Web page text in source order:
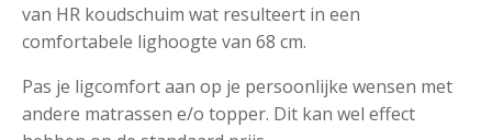
van HR koudschuim wat resulteert in een
comfortabele lighoogte van 68 cm.
Pas je ligcomfort aan op je persoonlijke wensen met
andere matrassen e/o topper. Dit kan wel effect